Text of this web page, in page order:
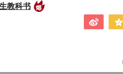
教科书